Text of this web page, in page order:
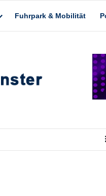
Fuhrpark & Mobilität